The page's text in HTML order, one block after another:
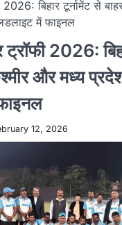
2026: बिहार टूर्नामेंट से
में फाइनल
2026:
और मध्य
12, 2026